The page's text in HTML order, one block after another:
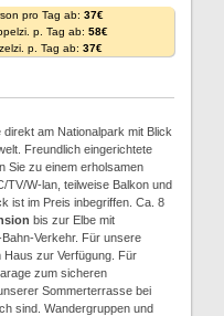
pro Tag ab: 37€
p. Tag ab: 58€
p. Tag ab: 37€
direkt am Nationalpark mit Blick
Freundlich eingerichtete
Sie zu einem erholsamen
TV/W-lan, teilweise Balkon und
ist im Preis inbegriffen. Ca. 8
bis zur Elbe mit
Verkehr. Für unsere
zur Verfügung. Für
zum sicheren
Sommerterrasse bei
sind. Wandergruppen und